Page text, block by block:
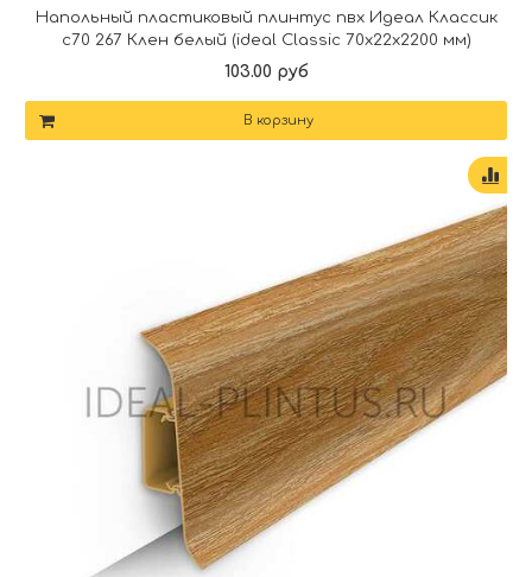
Напольный пластиковый плинтус пвх Идеал Классик
c70 267 Клен белый (ideal Classic 70х22х2200 мм)
103.00 руб
В корзину